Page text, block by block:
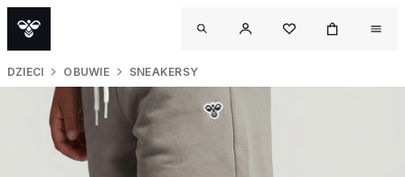
DZIECI OBUWIE SNEAKERSY